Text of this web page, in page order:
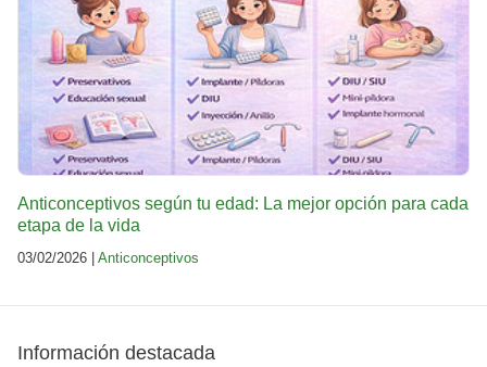
Anticonceptivos según tu edad: La mejor opción para cada
etapa de la vida
03/02/2026 | Anticonceptivos
Información destacada